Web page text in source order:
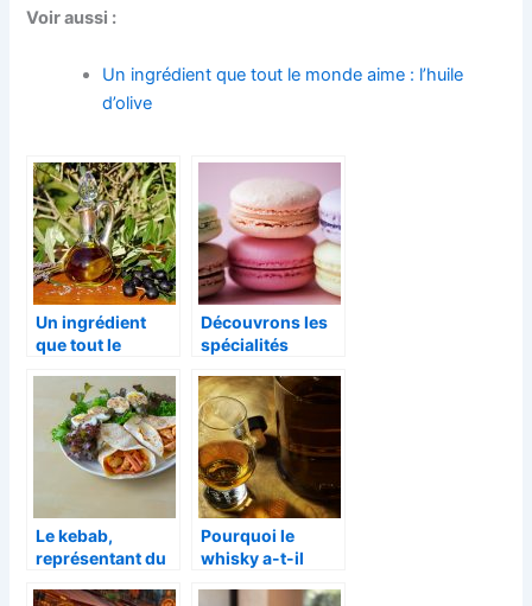
Voir aussi :
Un ingrédient que tout le monde aime : l’huile
d’olive
Un ingrédient
que tout le
l’huile d’olive
Découvrons les
spécialités
France
Le kebab,
représentant du
Pourquoi le
whisky a-t-il